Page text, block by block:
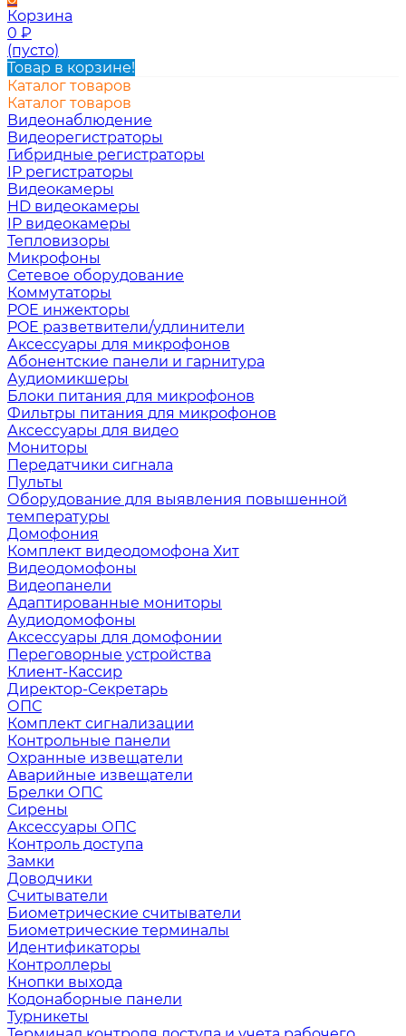
Корзина
0 ₽
(пусто)
Товар в корзине!
Каталог товаров
Каталог товаров
Видеонаблюдение
Видеорегистраторы
Гибридные регистраторы
IP регистраторы
Видеокамеры
HD видеокамеры
IP видеокамеры
Тепловизоры
Микрофоны
Сетевое оборудование
Коммутаторы
POE инжекторы
POE разветвители/удлинители
Аксессуары для микрофонов
Абонентские панели и гарнитура
Аудиомикшеры
Блоки питания для микрофонов
Фильтры питания для микрофонов
Аксессуары для видео
Мониторы
Передатчики сигнала
Пульты
Оборудование для выявления повышенной
температуры
Домофония
Комплект видеодомофона Хит
Видеодомофоны
Видеопанели
Адаптированные мониторы
Аудиодомофоны
Аксессуары для домофонии
Переговорные устройства
Клиент-Кассир
Директор-Секретарь
ОПС
Комплект сигнализации
Контрольные панели
Охранные извещатели
Аварийные извещатели
Брелки ОПС
Сирены
Аксессуары ОПС
Контроль доступа
Замки
Доводчики
Считыватели
Биометрические считыватели
Биометрические терминалы
Идентификаторы
Контроллеры
Кнопки выхода
Кодонаборные панели
Турникеты